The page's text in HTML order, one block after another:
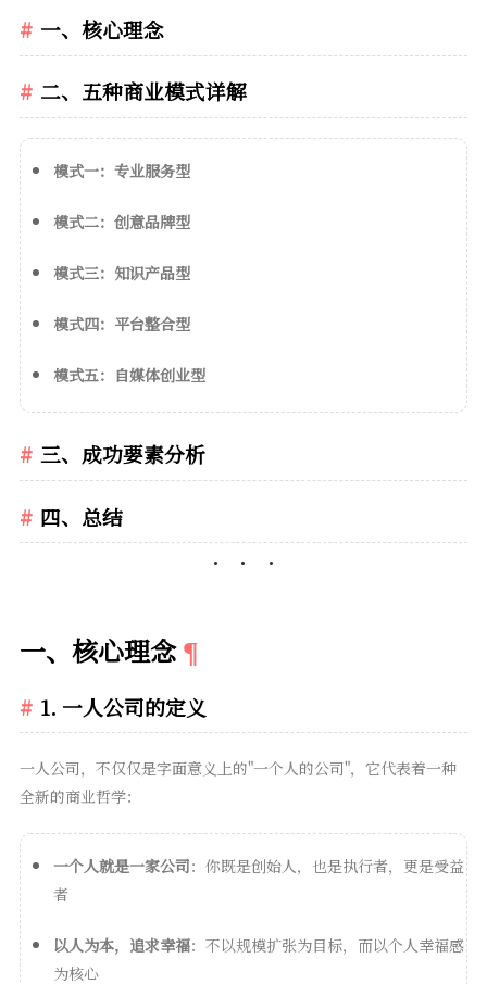
一、核心理念
二、五种商业模式详解
模式一：专业服务型
模式二：创意品牌型
模式三：知识产品型
模式四：平台整合型
模式五：自媒体创业型
三、成功要素分析
四、总结
一、核心理念
1. 一人公司的定义
一人公司，不仅仅是字面意义上的"一个人的公司"，它代表着一种
全新的商业哲学：
一个人就是一家公司：你既是创始人，也是执行者，更是受益
者
以人为本，追求幸福：不以规模扩张为目标，而以个人幸福感
为核心